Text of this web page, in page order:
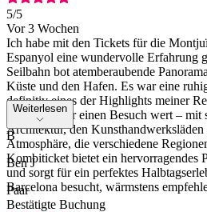
5/5
Vor 3 Wochen
Ich habe mit den Tickets für die
Espanyol eine wundervolle Erfahrung
Seilbahn bot atemberaubende
Küste und den Hafen. Es war eine
definitiv eines der Highlights meiner
Espanyol war einen Besuch wert – mit
Architektur, den Kunsthandwerksläden
Atmosphäre, die verschiedene
Kombiticket bietet ein hervorragendes
und sorgt für ein perfektes
Barcelona besucht, wärmstens
Weiterlesen
B
Ben J
Paar
Bestätigte Buchung